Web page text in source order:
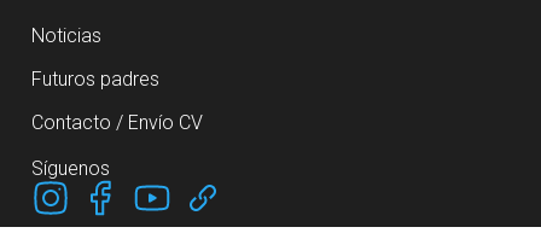
Noticias
Futuros padres
Contacto / Envío CV
Síguenos